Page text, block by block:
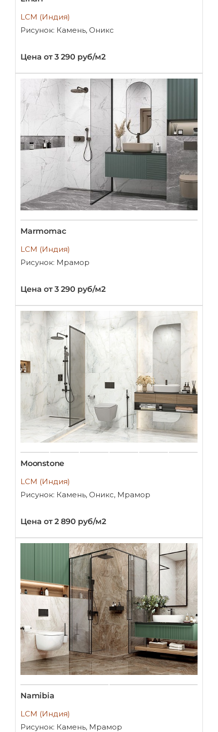
LCM (Индия)
Рисунок: Камень, Оникс
Цена от 3 290 руб/м2
Marmomac
LCM (Индия)
Рисунок: Мрамор
Цена от 3 290 руб/м2
Moonstone
LCM (Индия)
Рисунок: Камень, Оникс, Мрамор
Цена от 2 890 руб/м2
Namibia
LCM (Индия)
Рисунок: Камень, Мрамор